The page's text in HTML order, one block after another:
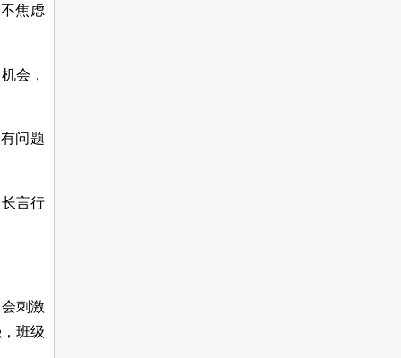
焦虑
会，
问题
言行
刺激
班级